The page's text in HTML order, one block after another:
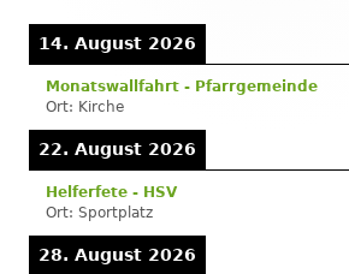
14. August 2026
Monatswallfahrt - Pfarrgemeinde
Ort: Kirche
22. August 2026
Helferfete - HSV
Ort: Sportplatz
28. August 2026